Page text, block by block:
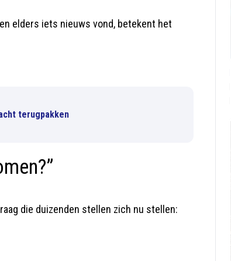
elders iets nieuws vond, betekent het
terugpakken
die duizenden stellen zich nu stellen: